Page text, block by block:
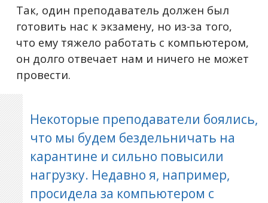
Так, один преподаватель должен был
готовить нас к экзамену, но из-за того,
что ему тяжело работать с компьютером,
он долго отвечает нам и ничего не может
провести.
Некоторые преподаватели боялись,
что мы будем бездельничать на
карантине и сильно повысили
нагрузку. Недавно я, например,
просидела за компьютером с